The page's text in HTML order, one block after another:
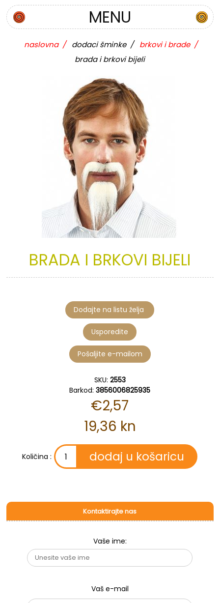
MENU
naslovna / dodaci šminke / brkovi i brade /
brada i brkovi bijeli
BRADA I BRKOVI BIJELI
SKU: 2553
Barkod: 3856006825935
€2,57
19,36 kn
Količina :
Kontaktirajte nas
Vaše ime:
Vaš e-mail